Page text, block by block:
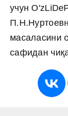
учун
масаласини
сафидан